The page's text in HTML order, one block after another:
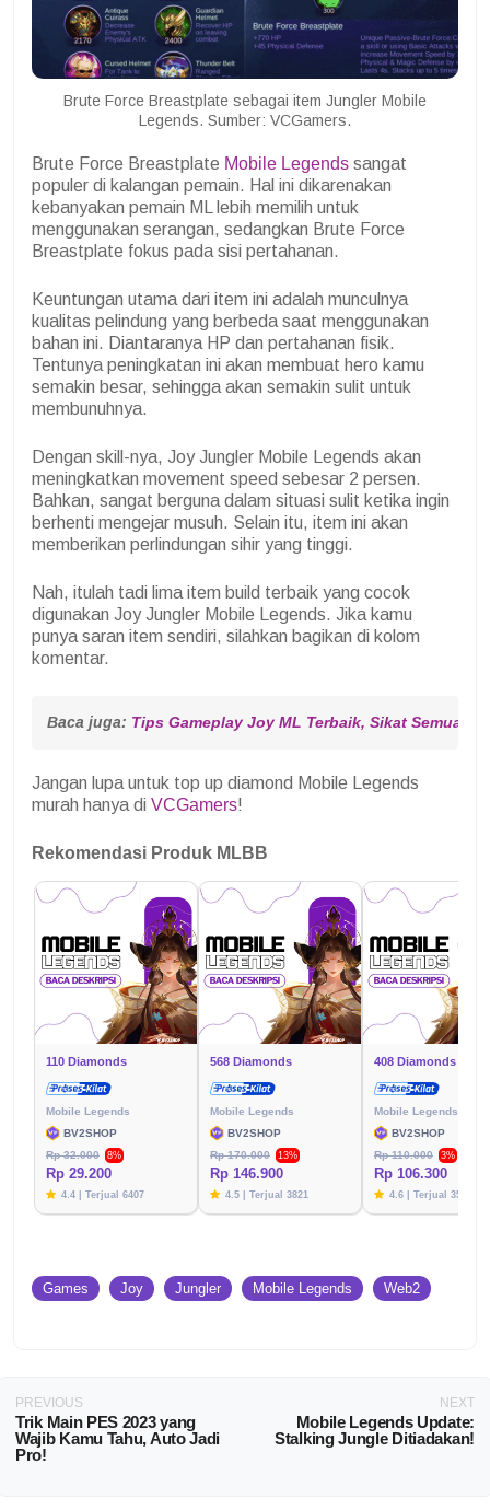
Brute Force Breastplate sebagai item Jungler Mobile
Legends. Sumber: VCGamers.
Brute Force Breastplate Mobile Legends sangat
populer di kalangan pemain. Hal ini dikarenakan
kebanyakan pemain ML lebih memilih untuk
menggunakan serangan, sedangkan Brute Force
Breastplate fokus pada sisi pertahanan.
Keuntungan utama dari item ini adalah munculnya
kualitas pelindung yang berbeda saat menggunakan
bahan ini. Diantaranya HP dan pertahanan fisik.
Tentunya peningkatan ini akan membuat hero kamu
semakin besar, sehingga akan semakin sulit untuk
membunuhnya.
Dengan skill-nya, Joy Jungler Mobile Legends akan
meningkatkan movement speed sebesar 2 persen.
Bahkan, sangat berguna dalam situasi sulit ketika ingin
berhenti mengejar musuh. Selain itu, item ini akan
memberikan perlindungan sihir yang tinggi.
Nah, itulah tadi lima item build terbaik yang cocok
digunakan Joy Jungler Mobile Legends. Jika kamu
punya saran item sendiri, silahkan bagikan di kolom
komentar.
Baca juga: Tips Gameplay Joy ML Terbaik, Sikat Semua
Jangan lupa untuk top up diamond Mobile Legends
murah hanya di VCGamers!
Rekomendasi Produk MLBB
110 Diamonds
Mobile Legends
BV2SHOP
Rp 32.000
8%
Rp 29.200
4.4 | Terjual 6407
568 Diamonds
Mobile Legends
BV2SHOP
Rp 170.000
13%
Rp 146.900
4.5 | Terjual 3821
408 Diamonds
Mobile Legends
BV2SHOP
Rp 110.000
3%
Rp 106.300
4.6 | Terjual 3576
Games Joy Jungler Mobile Legends Web2
PREVIOUS
Trik Main PES 2023 yang
Wajib Kamu Tahu, Auto Jadi
Pro!
NEXT
Mobile Legends Update:
Stalking Jungle Ditiadakan!